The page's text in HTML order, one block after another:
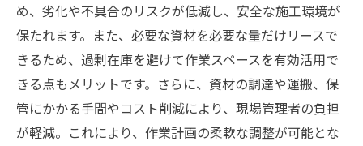
め、劣化や不具合のリスクが低減し、安全な施工環境が
保たれます。また、必要な資材を必要な量だけリースで
きるため、過剰在庫を避けて作業スペースを有効活用で
きる点もメリットです。さらに、資材の調達や運搬、保
管にかかる手間やコスト削減により、現場管理者の負担
が軽減。これにより、作業計画の柔軟な調整が可能とな